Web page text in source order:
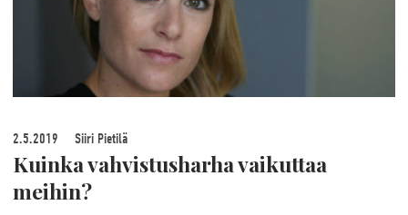
2.5.2019 Siiri Pietilä
Kuinka vahvistusharha vaikuttaa
meihin?